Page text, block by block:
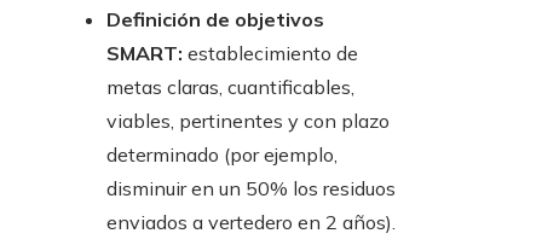
Definición de objetivos
SMART: establecimiento de
metas claras, cuantificables,
viables, pertinentes y con plazo
determinado (por ejemplo,
disminuir en un 50% los residuos
enviados a vertedero en 2 años).